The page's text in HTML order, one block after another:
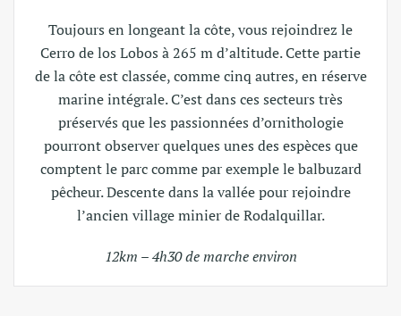
Toujours en longeant la côte, vous rejoindrez le
Cerro de los Lobos à 265 m d’altitude. Cette partie
de la côte est classée, comme cinq autres, en réserve
marine intégrale. C’est dans ces secteurs très
préservés que les passionnées d’ornithologie
pourront observer quelques unes des espèces que
comptent le parc comme par exemple le balbuzard
pêcheur. Descente dans la vallée pour rejoindre
l’ancien village minier de Rodalquillar.
12km – 4h30 de marche environ